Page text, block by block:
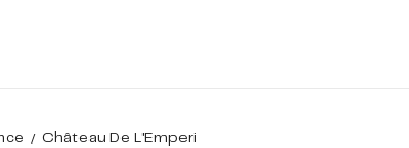
Château De L'Emperi